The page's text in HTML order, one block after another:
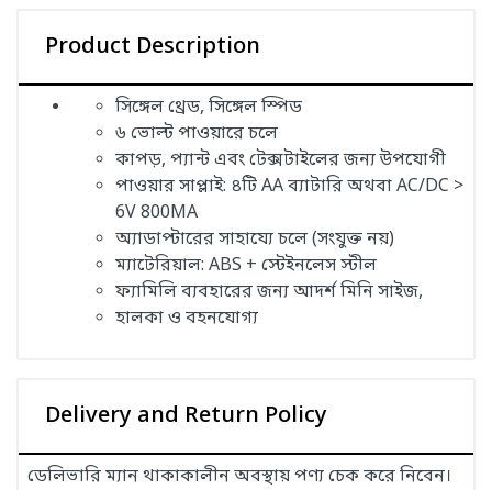
Product Description
সিঙ্গেল থ্রেড, সিঙ্গেল স্পিড
৬ ভোল্ট পাওয়ারে চলে
কাপড়, প্যান্ট এবং টেক্সটাইলের জন্য উপযোগী
পাওয়ার সাপ্লাই: ৪টি AA ব্যাটারি অথবা AC/DC >
6V 800MA
অ্যাডাপ্টারের সাহায্যে চলে (সংযুক্ত নয়)
ম্যাটেরিয়াল: ABS + স্টেইনলেস স্টীল
ফ্যামিলি ব্যবহারের জন্য আদর্শ মিনি সাইজ,
হালকা ও বহনযোগ্য
Delivery and Return Policy
ডেলিভারি ম্যান থাকাকালীন অবস্থায় পণ্য চেক করে নিবেন।